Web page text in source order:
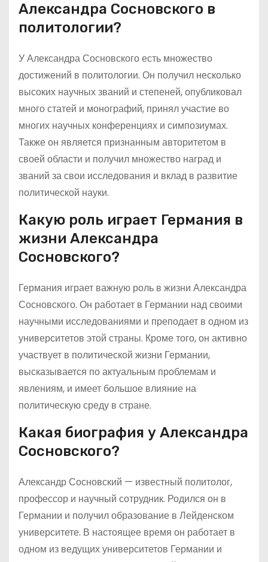
Александра Сосновского в
политологии?
У Александра Сосновского есть множество
достижений в политологии. Он получил несколько
высоких научных званий и степеней, опубликовал
много статей и монографий, принял участие во
многих научных конференциях и симпозиумах.
Также он является признанным авторитетом в
своей области и получил множество наград и
званий за свои исследования и вклад в развитие
политической науки.
Какую роль играет Германия в
жизни Александра
Сосновского?
Германия играет важную роль в жизни Александра
Сосновского. Он работает в Германии над своими
научными исследованиями и преподает в одном из
университетов этой страны. Кроме того, он активно
участвует в политической жизни Германии,
высказывается по актуальным проблемам и
явлениям, и имеет большое влияние на
политическую среду в стране.
Какая биография у Александра
Сосновского?
Александр Сосновский — известный политолог,
профессор и научный сотрудник. Родился он в
Германии и получил образование в Лейденском
университете. В настоящее время он работает в
одном из ведущих университетов Германии и